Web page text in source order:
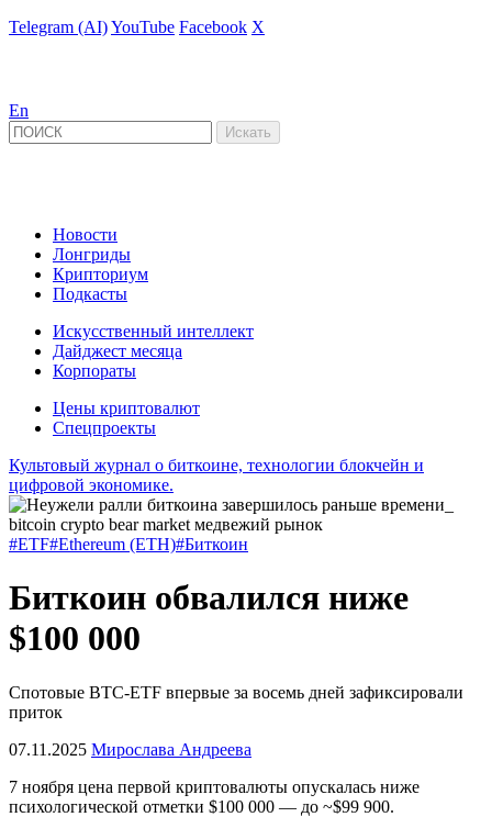
Telegram (AI)YouTube Facebook X
En
Новости
Лонгриды
Крипториум
Подкасты
Искусственный интеллект
Дайджест месяца
Корпораты
Цены криптовалют
Спецпроекты
Культовый журнал о биткоине, технологии блокчейн и
цифровой экономике.
#ETF#Ethereum (ETH)#Биткоин
Биткоин обвалился ниже
$100 000
Спотовые BTC-ETF впервые за восемь дней зафиксировали
приток
07.11.2025 Мирослава Андреева
7 ноября цена первой криптовалюты опускалась ниже
психологической отметки $100 000 — до ~$99 900.